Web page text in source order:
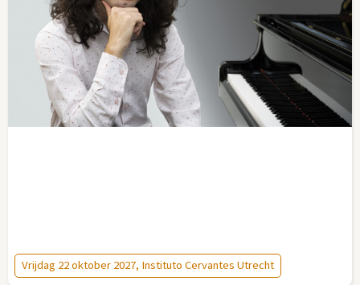
Vrijdag 22 oktober 2027, Instituto Cervantes Utrecht